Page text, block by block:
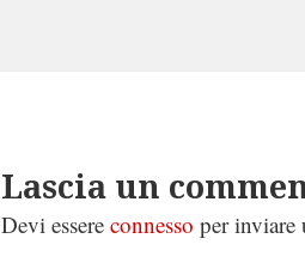
Lascia un
Devi essereconnesso per inviare